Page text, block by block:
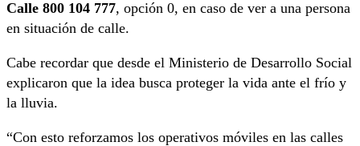
Calle 800 104 777, opción 0, en caso de ver a una persona
en situación de calle.
Cabe recordar que desde el Ministerio de Desarrollo Social
explicaron que la idea busca proteger la vida ante el frío y
la lluvia.
“Con esto reforzamos los operativos móviles en las calles